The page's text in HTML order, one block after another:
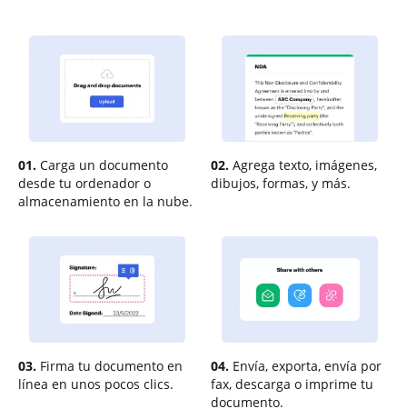
01. Carga un documento
desde tu ordenador o
almacenamiento en la nube.
02. Agrega texto, imágenes,
dibujos, formas, y más.
03. Firma tu documento en
línea en unos pocos clics.
04. Envía, exporta, envía por
fax, descarga o imprime tu
documento.